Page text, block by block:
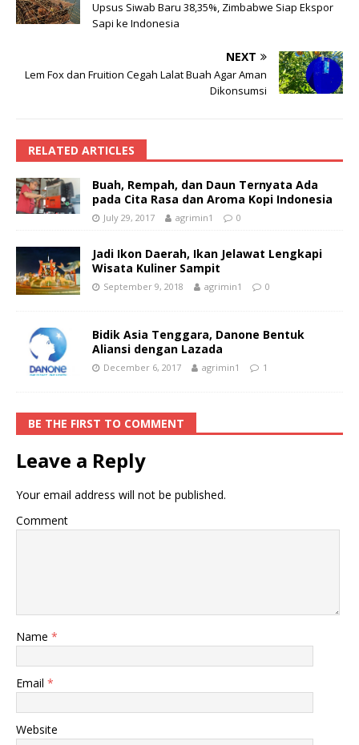
Upsus Siwab Baru 38,35%, Zimbabwe Siap Ekspor
Sapi ke Indonesia
NEXT
Lem Fox dan Fruition Cegah Lalat Buah Agar Aman
Dikonsumsi
RELATED ARTICLES
Buah, Rempah, dan Daun Ternyata Ada
pada Cita Rasa dan Aroma Kopi Indonesia
July 29, 2017 agrimin1 0
Jadi Ikon Daerah, Ikan Jelawat Lengkapi
Wisata Kuliner Sampit
September 9, 2018 agrimin1 0
Bidik Asia Tenggara, Danone Bentuk
Aliansi dengan Lazada
December 6, 2017 agrimin1 1
BE THE FIRST TO COMMENT
Leave a Reply
Your email address will not be published.
Comment
Name *
Email *
Website